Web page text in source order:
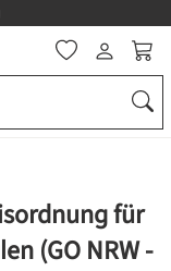
für
(GO NRW -